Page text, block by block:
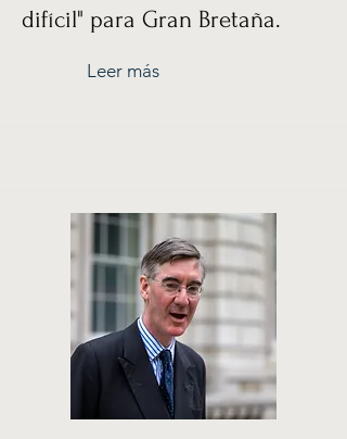
difícil" para Gran Bretaña.
Leer más